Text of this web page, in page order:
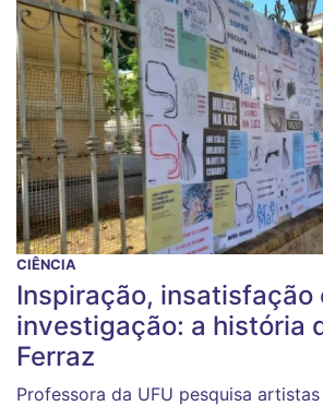
CIÊNCIA
Inspiração, insatisfação
investigação: a história
Ferraz
Professora da UFU pesquisa